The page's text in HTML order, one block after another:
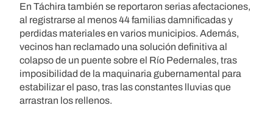
En Táchira también se reportaron serias afectaciones,
al registrarse al menos 44 familias damnificadas y
perdidas materiales en varios municipios. Además,
vecinos han reclamado una solución definitiva al
colapso de un puente sobre el Río Pedernales, tras
imposibilidad de la maquinaria gubernamental para
estabilizar el paso, tras las constantes lluvias que
arrastran los rellenos.